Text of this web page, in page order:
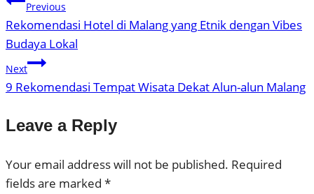
Previous
Rekomendasi Hotel di Malang yang Etnik dengan Vibes
Budaya Lokal
Next
9 Rekomendasi Tempat Wisata Dekat Alun-alun Malang
Leave a Reply
Your email address will not be published. Required
fields are marked *